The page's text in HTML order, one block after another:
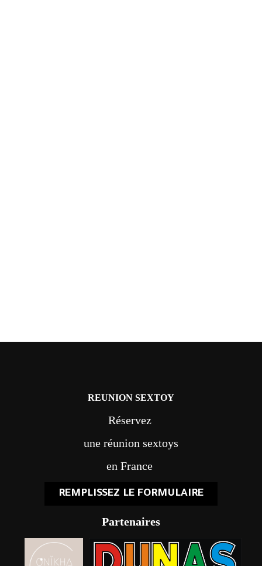
REUNION SEXTOY
Réservez
une réunion sextoys
en France
REMPLISSEZ LE FORMULAIRE
Partenaires